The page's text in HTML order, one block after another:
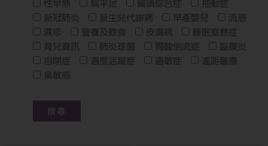
性早熟
扁平足 扁頭綜合症
抽動症
新冠肺炎
新生兒代謝病 早產嬰兒
流感
濕疹
營養及飲食 皮膚病
睡眠窒息症
育兒資訊
肺炎球菌 胃酸倒流症
腦膜炎
自閉症
過度活躍症 過敏症
遙距醫療
鼻敏感